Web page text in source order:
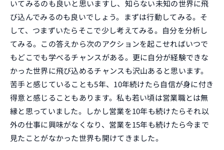
いてみるのも良いと思いますし、知らない未知の世界に飛
び込んでみるのも良いでしょう。まずは行動してみる。そ
して、つまずいたらそこで少し考えてみる。自分を分析し
てみる。この答えから次のアクションを起こせればいつで
もどこでも学べるチャンスがある。更に自分が経験できな
かった世界に飛び込めるチャンスも沢山あると思います。
苦手と感じていることも5年、10年続けたら自信が身に付き
得意と感じることもあります。私も若い頃は営業職とは無
縁と思っていました。しかし営業を10年も続けたらそれ以
外の仕事に興味がなくなり、営業を15年も続けたら今まで
見たことがなかった世界も開けてきました。